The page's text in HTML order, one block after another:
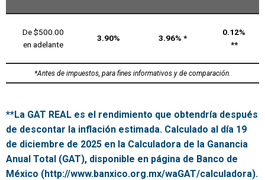
De $500.00
en adelante
3.90% 3.96% *
0.12%
**
*Antes de impuestos, para fines informativos y de comparación.
**La GAT REAL es el rendimiento que obtendría después
de descontar la inflación estimada. Calculado al día 19
de diciembre de 2025 en la Calculadora de la Ganancia
Anual Total (GAT), disponible en página de Banco de
México (http://www.banxico.org.mx/waGAT/calculadora).